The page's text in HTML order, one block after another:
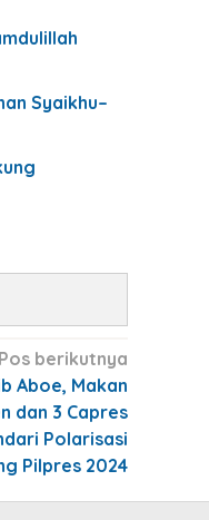
Syaikhu–
Pos berikutnya
Aboe, Makan
dan 3 Capres
Polarisasi
Pilpres 2024